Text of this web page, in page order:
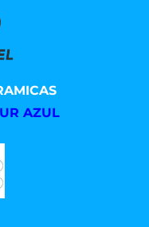
AZUL